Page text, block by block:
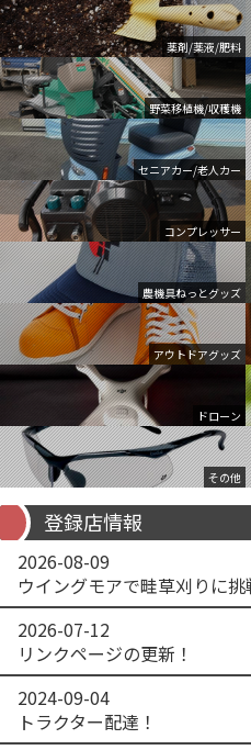
薬剤/薬液/肥料
野菜移植機/収穫機
セニアカー/老人カー
コンプレッサー
農機具ねっとグッズ
アウトドアグッズ
ドローン
その他
登録店情報
2026-08-09
2026-07-12
リンクページの更新！
2024-09-04
トラクター配達！